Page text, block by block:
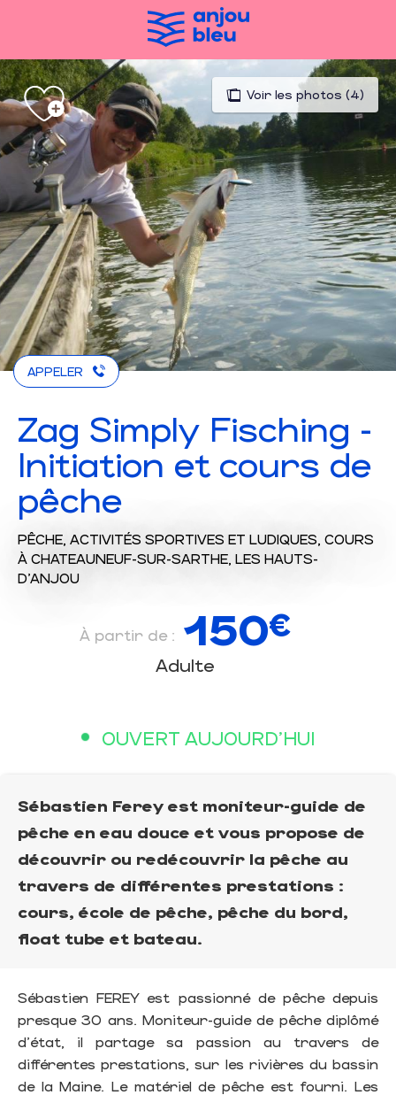
principal
Voir les photos (4)
APPELER
Zag Simply Fisching -
Initiation et cours de
pêche
PÊCHE, ACTIVITÉS SPORTIVES ET LUDIQUES, COURS
À CHATEAUNEUF-SUR-SARTHE, LES HAUTS-
D'ANJOU
À partir de : 150€
Adulte
OUVERT AUJOURD'HUI
Sébastien Ferey est moniteur-guide de
pêche en eau douce et vous propose de
découvrir ou redécouvrir la pêche au
travers de différentes prestations :
cours, école de pêche, pêche du bord,
float tube et bateau.
Sébastien FEREY est passionné de pêche depuis
presque 30 ans. Moniteur-guide de pêche diplômé
d'état, il partage sa passion au travers de
différentes prestations, sur les rivières du bassin
de la Maine. Le matériel de pêche est fourni. Les